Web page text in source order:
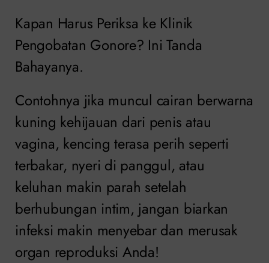
Kapan Harus Periksa ke Klinik
Pengobatan Gonore? Ini Tanda
Bahayanya.
Contohnya jika muncul cairan berwarna
kuning kehijauan dari penis atau
vagina, kencing terasa perih seperti
terbakar, nyeri di panggul, atau
keluhan makin parah setelah
berhubungan intim, jangan biarkan
infeksi makin menyebar dan merusak
organ reproduksi Anda!